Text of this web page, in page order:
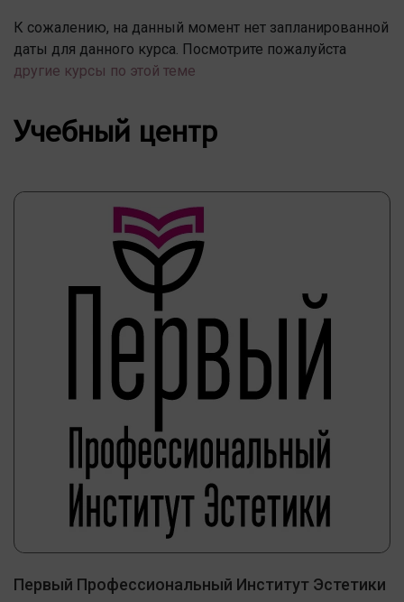
К сожалению, на данный момент нет запланированной
даты для данного курса. Посмотрите пожалуйста
другие курсы по этой теме
Учебный центр
Первый Профессиональный Институт Эстетики